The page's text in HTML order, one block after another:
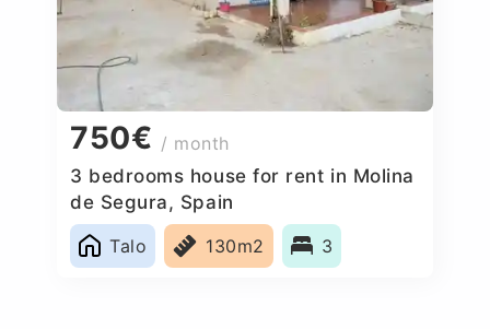
750€ / month
3 bedrooms house for rent in Molina
de Segura, Spain
Talo
130m2 3